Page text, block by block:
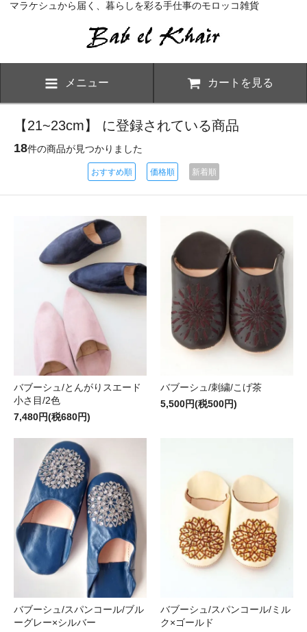
マラケシュから届く、暮らしを彩る手仕事のモロッコ雑貨
メニュー カートを見る
【21~23cm】 に登録されている商品
18件の商品が見つかりました
おすすめ順 価格順 新着順
バブーシュ/とんがりスエード
小さ目/2色
7,480円(税680円)
バブーシュ/刺繍/こげ茶
5,500円(税500円)
バブーシュ/スパンコール/ブル
ーグレー×シルバー
バブーシュ/スパンコール/ミル
ク×ゴールド